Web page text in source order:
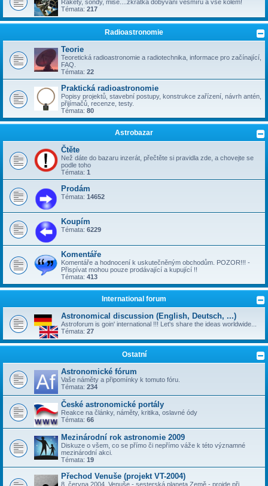
Rakety, sondy, mise....zkrátka dobývání vesmíru a vše kolem!
Témata: 217
Radioastronomie
Teorie
Teoretická radioastronomie a radiotechnika, informace pro začínající,
FAQ.
Témata: 22
Praktická radioastronomie
Popisy projektů, stavební postupy, konstrukce zařízení, návrh antén,
přijímačů, recenze, testy.
Témata: 80
Astrobazar
Čtěte
Než dáte do bazaru inzerát, přečtěte si pravidla zde, a chovejte se
podle toho
Témata: 1
Prodám
Témata: 14652
Koupím
Témata: 6229
Komentáře
Komentáře a hodnocení k uskutečněným obchodům. POZOR!!! -
Přispívat mohou pouze prodávající a kupující !!
Témata: 413
International forum
Astronomical discussion (English, Deutsch, ...)
Astroforum is goin' international !!! Let's share the ideas worldwide...
Témata: 27
Ostatní
Astronomické fórum
Vaše náměty a připomínky k tomuto fóru.
Témata: 234
České astronomické portály
Reakce na články, náměty, kritika, oslavné ódy
Témata: 66
Mezinárodní rok astronomie 2009
Diskuze o všem, co se přímo či nepřímo váže k této významné
mezinárodní akci.
Témata: 19
Přechod Venuše (projekt VT-2004)
8. června 2004, Venuše - sesterská planeta Země - projde při